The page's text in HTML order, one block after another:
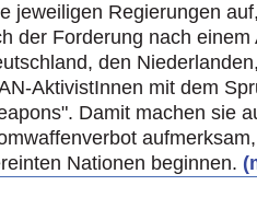
jeweiligen Regierungen
der Forderung nach
den
AktivistInnen mit dem
Damit machen sie
Nationen beginnen.